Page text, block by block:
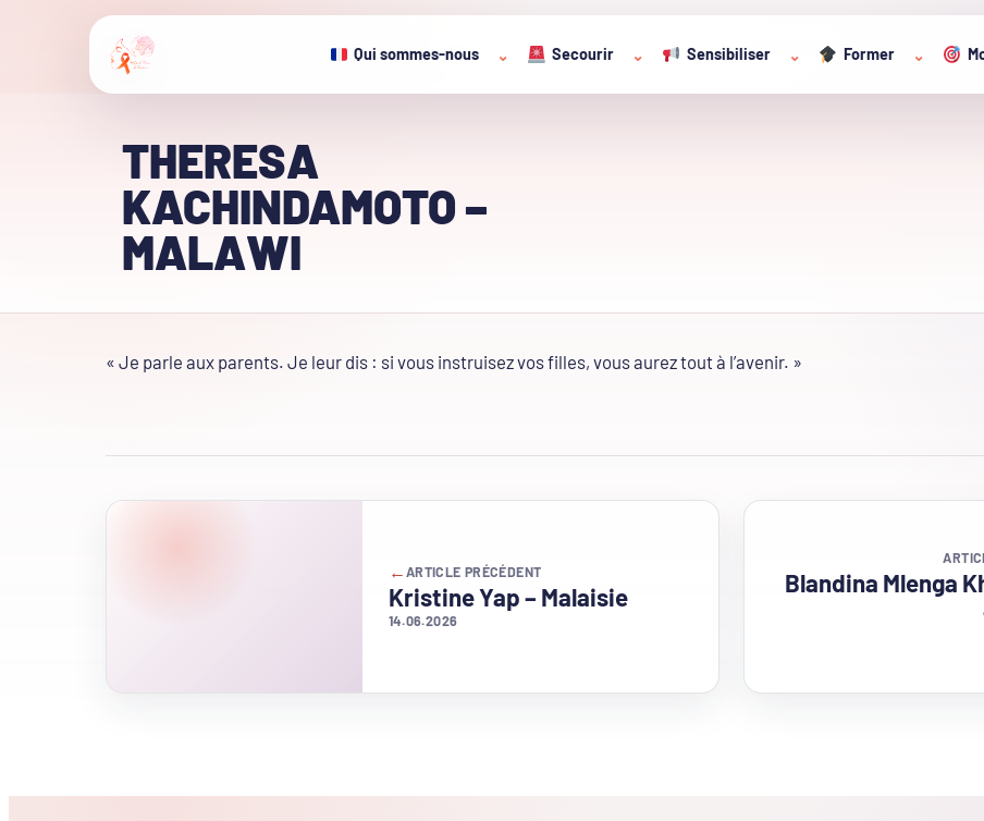
Qui sommes-nous ⌄ Secourir ⌄ Sensibiliser ⌄ Former ⌄
THERESA
KACHINDAMOTO –
MALAWI
« Je parle aux parents. Je leur dis : si vous instruisez vos filles, vous aurez tout à l’avenir. »
← ARTICLE PRÉCÉDENT
Kristine Yap – Malaisie
14.06.2026
Blandina Mlenga